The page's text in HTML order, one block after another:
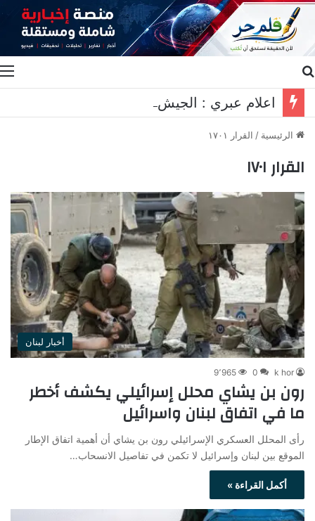
الرئيسية / القرار ١٧٠١
القرار ١٧٠١
أخبار لبنان
k hor
0 9٬965
رون بن يشاي محلل إسرائيلي يكشف أخطر
ما في اتفاق لبنان واسرائيل
رأى المحلل العسكري الإسرائيلي رون بن يشاي أن أهمية اتفاق الإطار
الموقع بين لبنان وإسرائيل لا تكمن في تفاصيل الانسحاب…
أكمل القراءة »